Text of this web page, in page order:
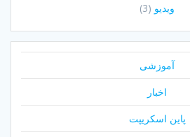
ویدیو (3)
آموزشی
اخبار
پاین اسکریپت